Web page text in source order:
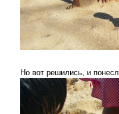
Но вот решились, и